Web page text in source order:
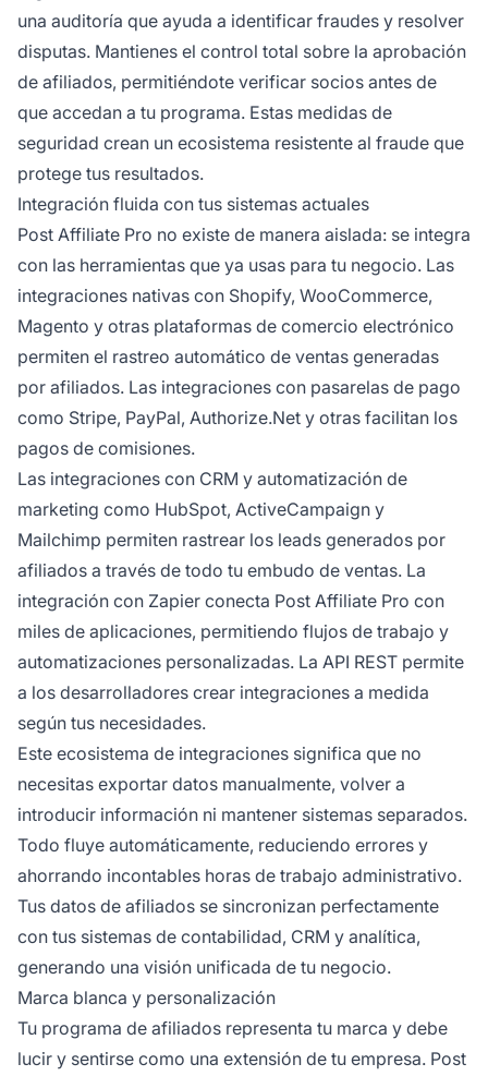
una auditoría que ayuda a identificar fraudes y resolver
disputas. Mantienes el control total sobre la aprobación
de afiliados, permitiéndote verificar socios antes de
que accedan a tu programa. Estas medidas de
seguridad crean un ecosistema resistente al fraude que
protege tus resultados.
Integración fluida con tus sistemas actuales
Post Affiliate Pro no existe de manera aislada: se integra
con las herramientas que ya usas para tu negocio. Las
integraciones nativas con Shopify, WooCommerce,
Magento y otras plataformas de comercio electrónico
permiten el rastreo automático de ventas generadas
por afiliados. Las integraciones con pasarelas de pago
como Stripe, PayPal, Authorize.Net y otras facilitan los
pagos de comisiones.
Las integraciones con CRM y automatización de
marketing como HubSpot, ActiveCampaign y
Mailchimp permiten rastrear los leads generados por
afiliados a través de todo tu embudo de ventas. La
integración con Zapier conecta Post Affiliate Pro con
miles de aplicaciones, permitiendo flujos de trabajo y
automatizaciones personalizadas. La API REST permite
a los desarrolladores crear integraciones a medida
según tus necesidades.
Este ecosistema de integraciones significa que no
necesitas exportar datos manualmente, volver a
introducir información ni mantener sistemas separados.
Todo fluye automáticamente, reduciendo errores y
ahorrando incontables horas de trabajo administrativo.
Tus datos de afiliados se sincronizan perfectamente
con tus sistemas de contabilidad, CRM y analítica,
generando una visión unificada de tu negocio.
Marca blanca y personalización
Tu programa de afiliados representa tu marca y debe
lucir y sentirse como una extensión de tu empresa. Post